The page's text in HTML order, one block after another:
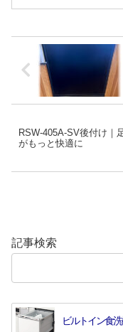
RSW-405A-SV後付け｜
がもっと快適に
記事検索
ビルトイン食